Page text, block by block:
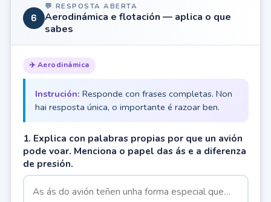
6
💬 RESPOSTA ABERTA
Aerodinámica e flotación — aplica o que
sabes
✈️ Aerodinámica
Instrución: Responde con frases completas. Non
hai resposta única, o importante é razoar ben.
1. Explica con palabras propias por que un avión
pode voar. Menciona o papel das ás e a diferenza
de presión.